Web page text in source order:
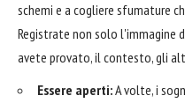
schemi e a cogliere sfumature
Registrate non solo l'immagine
avete provato, il contesto, gli
Essere aperti:A volte, i